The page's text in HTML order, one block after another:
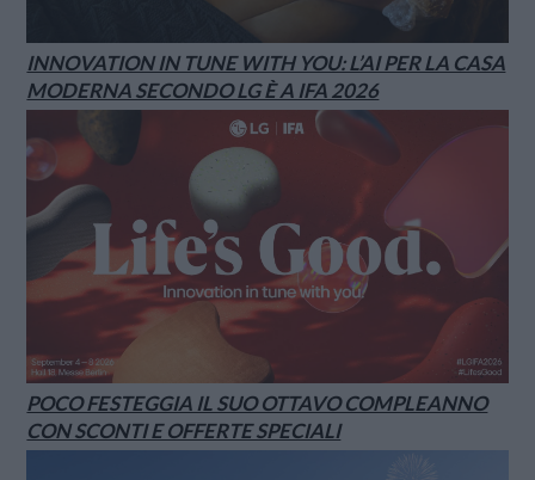
INNOVATION IN TUNE WITH YOU: L’AI PER LA CASA
MODERNA SECONDO LG È A IFA 2026
POCO FESTEGGIA IL SUO OTTAVO COMPLEANNO
CON SCONTI E OFFERTE SPECIALI